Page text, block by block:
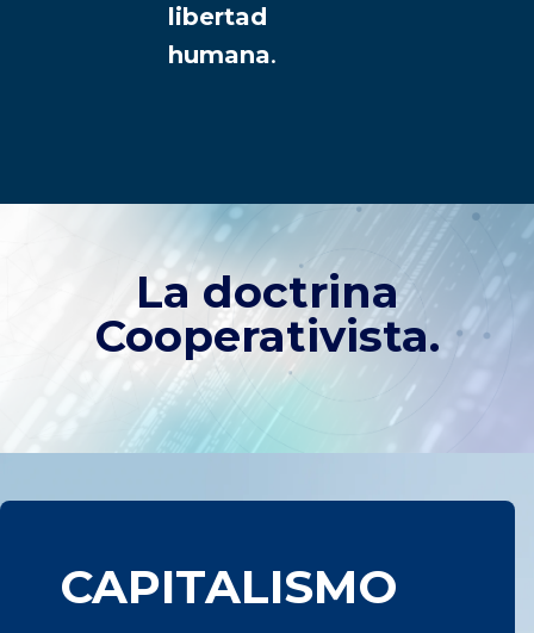
libertad
humana.
La doctrina
Cooperativista.
CAPITALISMO